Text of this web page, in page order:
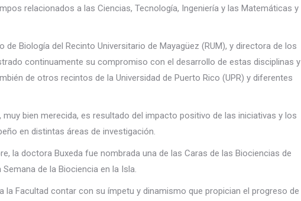
relacionados a las Ciencias, Tecnología, Ingeniería y las Matemáticas y
Biología del Recinto Universitario de Mayagüez (RUM), y directora de los
continuamente su compromiso con el desarrollo de estas disciplinas y
de otros recintos de la Universidad de Puerto Rico (UPR) y diferentes
bien merecida, es resultado del impacto positivo de las iniciativas y los
en distintas áreas de investigación.
la doctora Buxeda fue nombrada una de las Caras de las Biociencias de
de la Biociencia en la Isla.
la Facultad contar con su ímpetu y dinamismo que propician el progreso de